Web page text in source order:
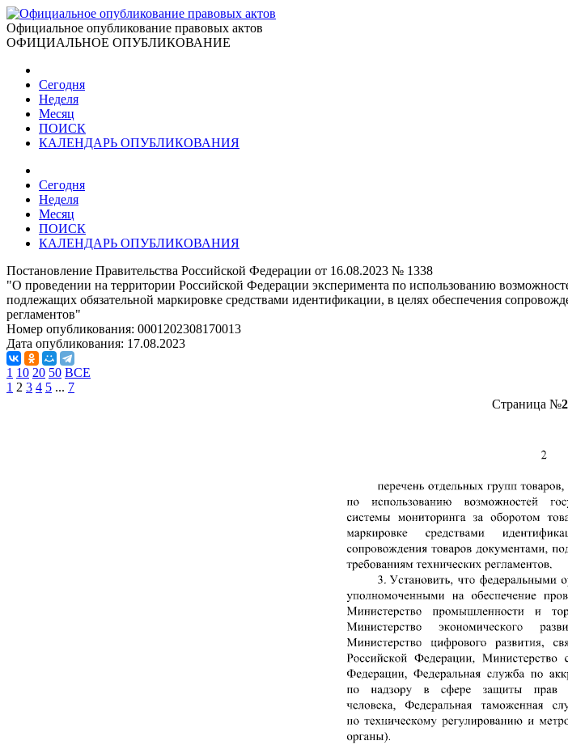
Официальное опубликование правовых актов
ОФИЦИАЛЬНОЕ ОПУБЛИКОВАНИЕ
Сегодня
Неделя
Месяц
ПОИСК
КАЛЕНДАРЬ ОПУБЛИКОВАНИЯ
Сегодня
Неделя
Месяц
ПОИСК
КАЛЕНДАРЬ ОПУБЛИКОВАНИЯ
Постановление Правительства Российской Федерации от 16.08.2023 № 1338
"О проведении на территории Российской Федерации эксперимента по использованию
подлежащих обязательной маркировке средствами идентификации, в целях обеспечения
регламентов"
Номер опубликования: 0001202308170013
Дата опубликования: 17.08.2023
1 10 20 50 ВСЕ
1 2 3 4 5 ... 7
Страница №2